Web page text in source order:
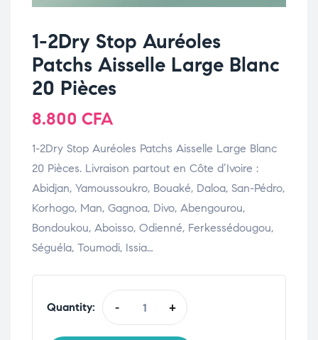
1-2Dry Stop Auréoles
Patchs Aisselle Large Blanc
20 Pièces
8.800 CFA
1-2Dry Stop Auréoles Patchs Aisselle Large Blanc
20 Pièces. Livraison partout en Côte d’Ivoire :
Abidjan, Yamoussoukro, Bouaké, Daloa, San-Pédro,
Korhogo, Man, Gagnoa, Divo, Abengourou,
Bondoukou, Aboisso, Odienné, Ferkessédougou,
Séguéla, Toumodi, Issia…
Quantity: - +